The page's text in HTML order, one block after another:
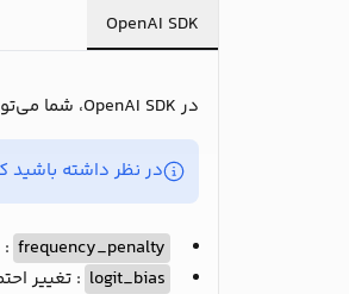
OpenAI SDK
در OpenAI SDK، شما می‌توانید پارامترهای زیر را تنظیم کنید.
در نظر داشته باشید
frequency_penalty
logit_bias : تغییر